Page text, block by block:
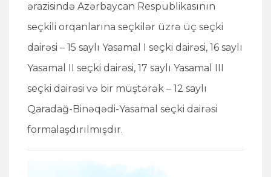
ərazisində Azərbaycan Respublikasının
seçkili orqanlarına seçkilər üzrə üç seçki
dairəsi – 15 saylı Yasamal I seçki dairəsi, 16 saylı
Yasamal II seçki dairəsi, 17 saylı Yasamal III
seçki dairəsi və bir müştərək – 12 saylı
Qaradağ-Binəqədi-Yasamal seçki dairəsi
formalaşdırılmışdır.